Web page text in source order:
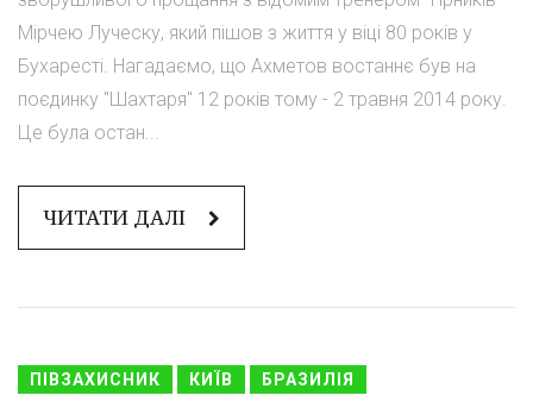
Мірчею Луческу, який пішов з життя у віці 80 років у
Бухаресті. Нагадаємо, що Ахметов востаннє був на
поєдинку "Шахтаря" 12 років тому - 2 травня 2014 року.
Це була остан...
ЧИТАТИ ДАЛІ
ПІВЗАХИСНИК КИЇВ БРАЗИЛІЯ